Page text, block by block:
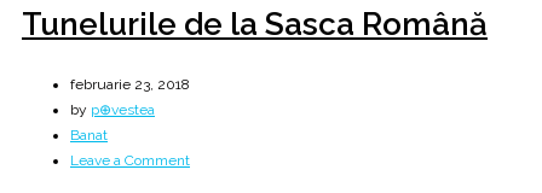
Tunelurile de la Sasca Română
februarie 23, 2018
by p⊕vestea
Banat
Leave a Commenton